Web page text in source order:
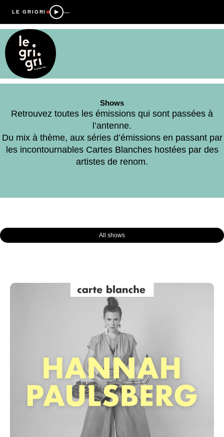
LE GRIGRI —
Shows
Retrouvez toutes les émissions qui sont passées à
l’antenne.
Du mix à thème, aux séries d’émissions en passant par
les incontournables Cartes Blanches hostées par des
artistes de renom.
All shows
Page PagePage PagePage Page